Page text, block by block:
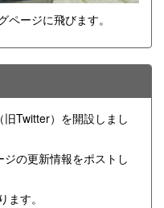
ージに飛びます。
Twitter）を開設しまし
の更新情報をポストし
す。